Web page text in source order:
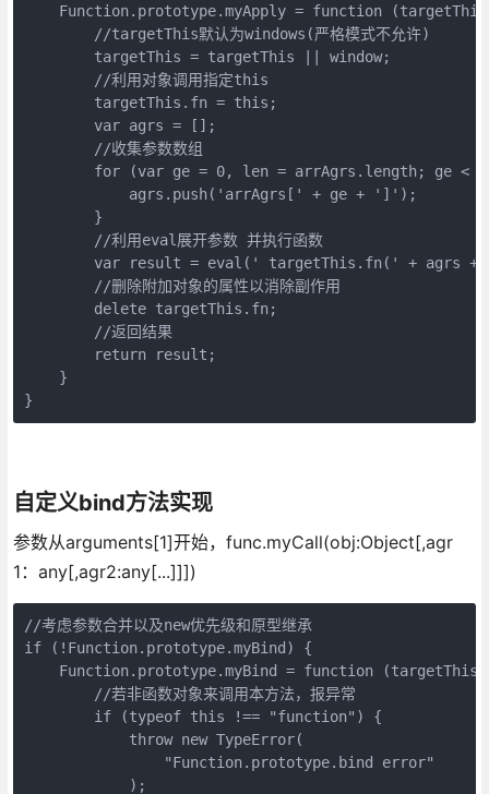
Function.prototype.myApply = function
        //targetThis默认为windows(严格模式不允许)
        targetThis = targetThis || window;
        //利用对象调用指定this
        targetThis.fn = this;
        var agrs = [];
        //收集参数数组
for (var ge = 0, len = arrAgrs.length; ge <
            agrs.push('arrAgrs[' + ge + ']');
        }
        //利用eval展开参数 并执行函数
var result = eval(' targetThis.fn(' + agrs +
        //删除附加对象的属性以消除副作用
        delete targetThis.fn;
        //返回结果
        return result;
    }
自定义bind方法实现
参数从arguments[1]开始，func.myCall(obj:Object[,agr
1：any[,agr2:any[...]]])
//考虑参数合并以及new优先级和原型继承
if (!Function.prototype.myBind) {
Function.prototype.myBind = function
        //若非函数对象来调用本方法，报异常
        if (typeof this !== "function") {
            throw new TypeError(
                "Function.prototype.bind error"
            );